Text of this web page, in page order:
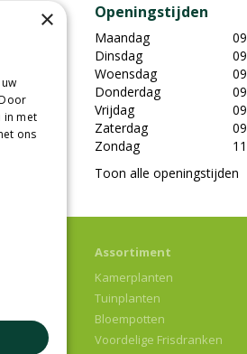
Openingstijden
Maandag
Dinsdag
Woensdag
Donderdag
Vrijdag
Zaterdag
Zondag
Toon alle openingstijden
Assortiment
Kamerplanten
Tuinplanten
Bloempotten
Voordelige Frisdranken
×
in met
ons